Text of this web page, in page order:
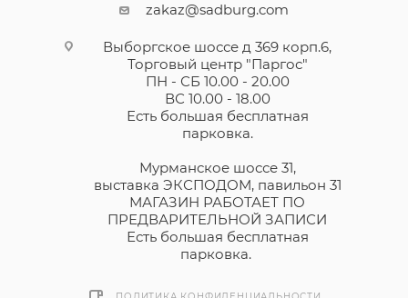
zakaz@sadburg.com
Выборгское шоссе д 369 корп.6,
Торговый центр "Паргос"
ПН - СБ 10.00 - 20.00
ВС 10.00 - 18.00
Есть большая бесплатная
парковка.
Мурманское шоссе 31,
выставка ЭКСПОДОМ, павильон 31
МАГАЗИН РАБОТАЕТ ПО
ПРЕДВАРИТЕЛЬНОЙ ЗАПИСИ
Есть большая бесплатная
парковка.